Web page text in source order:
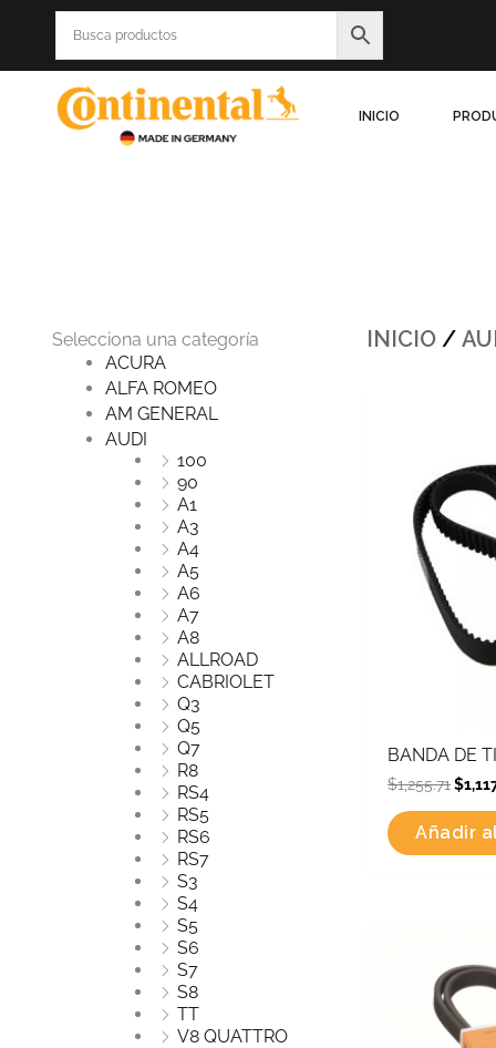
INICIO
Selecciona una categoría
ACURA
ALFA ROMEO
AM GENERAL
AUDI
100
90
A1
A3
A4
A5
A6
A7
A8
ALLROAD
CABRIOLET
Q3
Q5
Q7
R8
RS4
RS5
RS6
RS7
S3
S4
S5
S6
S7
S8
TT
V8 QUATTRO
INICIO/
BANDA DE
$1,255.71$
Añadir
was: